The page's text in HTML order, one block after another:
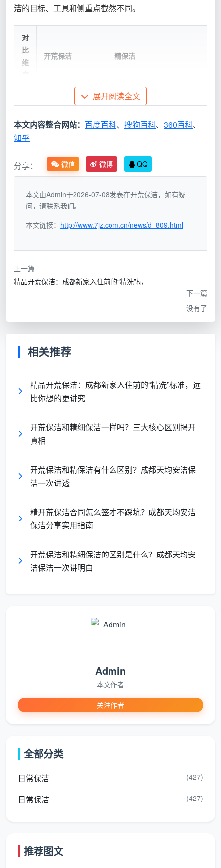
洁的目标、工具和侧重点截然不同。
对
比
维
开荒保洁 精保洁
节
点
家具进场前
前
核
象
水泥块、油漆点、
玻璃胶、粉尘等装
修残留
沙发缝隙、抽屉轨道、灯
具、空调出风口、全屋外立
面
典
工业大功率吸尘
剂、硬质刷
高温蒸汽机、超细纤维毛
洁剂
清
度
除菌、除螨、精细擦拭，达
到可拎包入住的卫生标准
收
玻璃无水泥印、地
去装修遗留的粗糙痕迹；精保洁做的是“加法”，赋予空
间可以直接触碰的细腻质感。
二、为什么不能跳过开荒，直接做精保
洁？
一次开荒？成都天均安洁保洁在实际服务中发现，跳过
开荒直接精保洁，往往会带来两个棘手问题。
工具损耗与表面损伤 ：精保洁使用的超细纤维布、蒸
汽喷头等，其设计初衷是处理轻微尘垢。如果直接去
灰粉，在开窗通风或人员走动时扬起，会再次落满已
荒后粉尘未能彻底吸除，一旦受潮凝结，后期不但滋生
细菌，还可能使木制家具的边角出现细微霉斑。因此，
先开荒、后精保洁
，不仅是工序，更是对居住健康的保
护。
到实处
从粗粝到无瑕，中间隔着标准化的流程和看得见的
形成了自己的一套作业规范：
查。每一步都针对装修残留的顽固点，尤其对落地窗
展开阅读全文
本文内容整合网站： 百度百科、 搜狗百科、 360百科、
知乎
分享： 微信 微博 QQ
本文由Admin于2026-07-08发表在开荒保洁，如有疑
问，请联系我们。
本文链接： http://www.7jz.com.cn/news/d_809.html
上一篇
精品开荒保洁：成都新家入住前的“精洗”标
下一篇
没有了
相关推荐
精品开荒保洁：成都新家入住前的“精洗”标准，远
比你想的更讲究
开荒保洁和精细保洁一样吗？三大核心区别揭开
真相
开荒保洁和精保洁有什么区别？成都天均安洁保
洁一次讲透
精开荒保洁合同怎么签才不踩坑？成都天均安洁
保洁分享实用指南
开荒保洁和精细保洁的区别是什么？成都天均安
洁保洁一次讲明白
Admin
本文作者
关注作者
全部分类
日常保洁 (427)
日常保洁 (427)
推荐图文